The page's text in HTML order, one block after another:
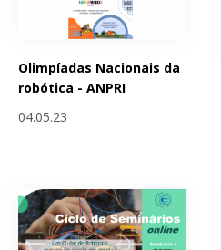
Olimpíadas Nacionais da
robótica - ANPRI
04.05.23